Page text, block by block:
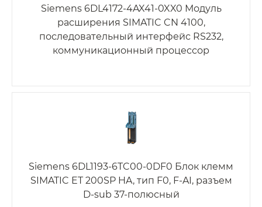
Siemens 6DL4172-4AX41-0XX0 Модуль
расширения SIMATIC CN 4100,
последовательный интерфейс RS232,
коммуникационный процессор
Siemens 6DL1193-6TC00-0DF0 Блок клемм
SIMATIC ET 200SP HA, тип F0, F-AI, разъем
D-sub 37-полюсный